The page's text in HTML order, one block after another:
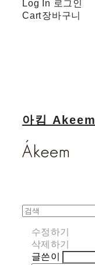
Log In 로그인
Cart장바구니
아킴 Akeem
수정하기
삭제하기
글쓴이